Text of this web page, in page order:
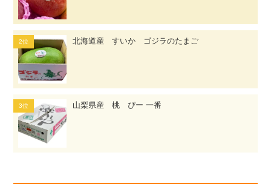
北海道産 すいか ゴジラのたまご
山梨県産 桃 ぴー 一番